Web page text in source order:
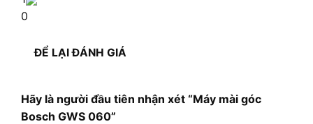
0
ĐỂ LẠI ĐÁNH GIÁ
Hãy là người đầu tiên nhận xét “Máy mài góc
Bosch GWS 060”